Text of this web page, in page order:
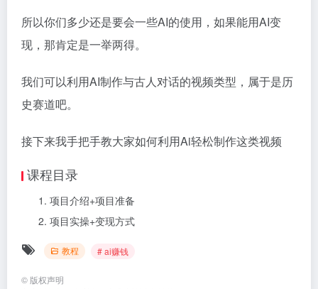
所以你们多少还是要会一些AI的使用，如果能用AI变
现，那肯定是一举两得。
我们可以利用AI制作与古人对话的视频类型，属于是历
史赛道吧。
接下来我手把手教大家如何利用Ai轻松制作这类视频
课程目录
项目介绍+项目准备
项目实操+变现方式
教程 # ai赚钱
© 版权声明